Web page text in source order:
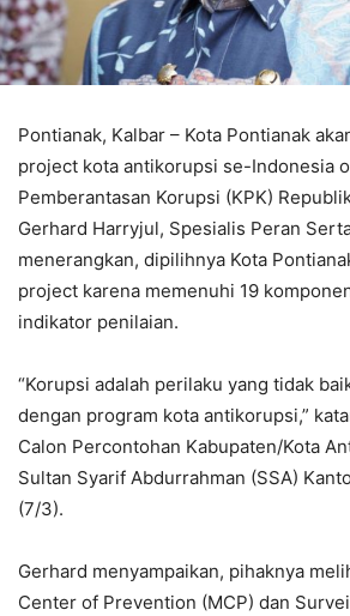
Pontianak, Kalbar – Kota Pontianak
project kota antikorupsi se-Indonesia
Pemberantasan Korupsi (KPK)
Gerhard Harryjul, Spesialis Peran
menerangkan, dipilihnya Kota
project karena memenuhi 19
indikator penilaian.
“Korupsi adalah perilaku yang tidak
dengan program kota antikorupsi,”
Calon Percontohan Kabupaten/Kota
Sultan Syarif Abdurrahman (SSA)
(7/3).
Gerhard menyampaikan, pihaknya
Center of Prevention (MCP) dan